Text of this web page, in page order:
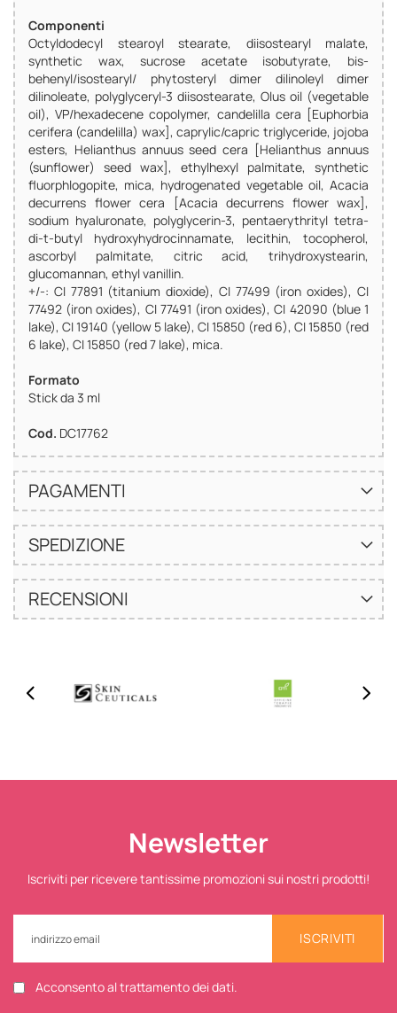
Componenti
Octyldodecyl stearoyl stearate, diisostearyl malate,
synthetic wax, sucrose acetate isobutyrate, bis-
behenyl/isostearyl/ phytosteryl dimer dilinoleyl dimer
dilinoleate, polyglyceryl-3 diisostearate, Olus oil (vegetable
oil), VP/hexadecene copolymer, candelilla cera [Euphorbia
cerifera (candelilla) wax], caprylic/capric triglyceride, jojoba
esters, Helianthus annuus seed cera [Helianthus annuus
(sunflower) seed wax], ethylhexyl palmitate, synthetic
fluorphlogopite, mica, hydrogenated vegetable oil, Acacia
decurrens flower cera [Acacia decurrens flower wax],
sodium hyaluronate, polyglycerin-3, pentaerythrityl tetra-
di-t-butyl hydroxyhydrocinnamate, lecithin, tocopherol,
ascorbyl palmitate, citric acid, trihydroxystearin,
glucomannan, ethyl vanillin.
+/-: CI 77891 (titanium dioxide), CI 77499 (iron oxides), CI
77492 (iron oxides), CI 77491 (iron oxides), CI 42090 (blue 1
lake), CI 19140 (yellow 5 lake), CI 15850 (red 6), CI 15850 (red
6 lake), CI 15850 (red 7 lake), mica.
Formato
Stick da 3 ml
Cod. DC17762
PAGAMENTI
SPEDIZIONE
RECENSIONI
Newsletter
Iscriviti per ricevere tantissime promozioni sui nostri prodotti!
ISCRIVITI
Acconsento al trattamento dei dati.